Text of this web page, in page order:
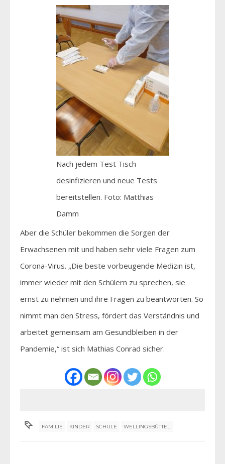
Nach jedem Test Tisch
desinfizieren und neue Tests
bereitstellen. Foto: Matthias
Damm
Aber die Schüler bekommen die Sorgen der
Erwachsenen mit und haben sehr viele Fragen zum
Corona-Virus. „Die beste vorbeugende Medizin ist,
immer wieder mit den Schülern zu sprechen, sie
ernst zu nehmen und ihre Fragen zu beantworten. So
nimmt man den Stress, fördert das Verständnis und
arbeitet gemeinsam am Gesundbleiben in der
Pandemie,“ ist sich Mathias Conrad sicher.
FAMILIE KINDER SCHULE WELLINGSBÜTTEL